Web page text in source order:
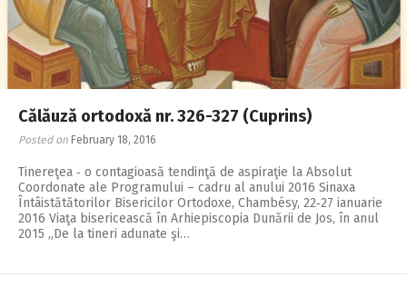
2018
2017
2016
2015
2014
2013
2012
Călăuză ortodoxă nr. 326-327 (Cuprins)
Posted on February 18, 2016
Tinereţea ‑ o contagioasă tendinţă de aspiraţie la Absolut
Coordonate ale Programului – cadru al anului 2016 Sinaxa
Întâistătătorilor Bisericilor Ortodoxe, Chambésy, 22‑27 ianuarie
2016 Viaţa bisericească în Arhiepiscopia Dunării de Jos, în anul
2015 „De la tineri adunate şi…